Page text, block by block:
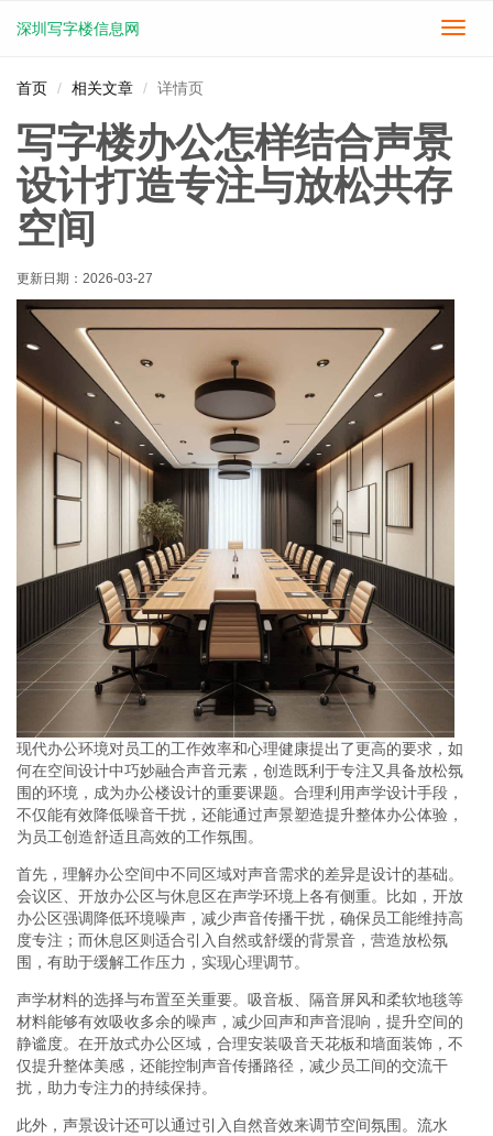
切
深圳写字楼信息网
首页 相关文章 详情页
写字楼办公怎样结合声景
设计打造专注与放松共存
空间
更新日期： 2026-03-27
现代办公环境对员工的工作效率和心理健康提出了更高的要求，如
何在空间设计中巧妙融合声音元素，创造既利于专注又具备放松氛
围的环境，成为办公楼设计的重要课题。合理利用声学设计手段，
不仅能有效降低噪音干扰，还能通过声景塑造提升整体办公体验，
为员工创造舒适且高效的工作氛围。
首先，理解办公空间中不同区域对声音需求的差异是设计的基础。
会议区、开放办公区与休息区在声学环境上各有侧重。比如，开放
办公区强调降低环境噪声，减少声音传播干扰，确保员工能维持高
度专注；而休息区则适合引入自然或舒缓的背景音，营造放松氛
围，有助于缓解工作压力，实现心理调节。
声学材料的选择与布置至关重要。吸音板、隔音屏风和柔软地毯等
材料能够有效吸收多余的噪声，减少回声和声音混响，提升空间的
静谧度。在开放式办公区域，合理安装吸音天花板和墙面装饰，不
仅提升整体美感，还能控制声音传播路径，减少员工间的交流干
扰，助力专注力的持续保持。
此外，声景设计还可以通过引入自然音效来调节空间氛围。流水